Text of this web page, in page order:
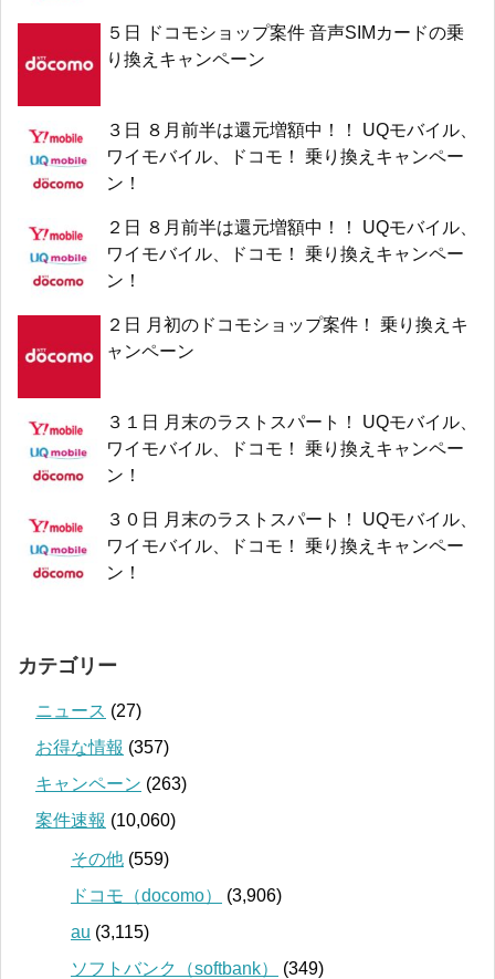
５日 ドコモショップ案件 音声SIMカードの乗
り換えキャンペーン
３日 ８月前半は還元増額中！！ UQモバイル、
ワイモバイル、ドコモ！ 乗り換えキャンペー
ン！
２日 ８月前半は還元増額中！！ UQモバイル、
ワイモバイル、ドコモ！ 乗り換えキャンペー
ン！
２日 月初のドコモショップ案件！ 乗り換えキ
ャンペーン
３１日 月末のラストスパート！ UQモバイル、
ワイモバイル、ドコモ！ 乗り換えキャンペー
ン！
３０日 月末のラストスパート！ UQモバイル、
ワイモバイル、ドコモ！ 乗り換えキャンペー
ン！
カテゴリー
ニュース (27)
お得な情報 (357)
キャンペーン (263)
案件速報 (10,060)
その他 (559)
ドコモ（docomo）
(3,906)
au (3,115)
ソフトバンク（softbank）
(349)